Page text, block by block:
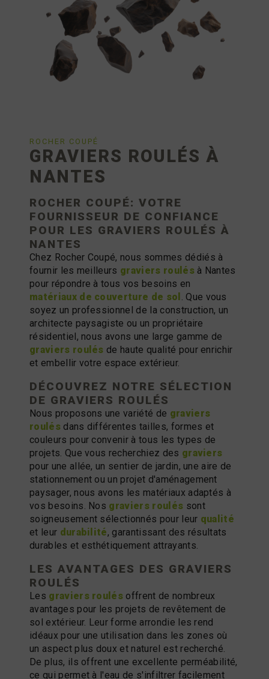
ROCHER COUPÉ
GRAVIERS ROULÉS À
NANTES
ROCHER COUPÉ: VOTRE
FOURNISSEUR DE CONFIANCE
POUR LES GRAVIERS ROULÉS À
NANTES
Chez Rocher Coupé, nous sommes dédiés à
fournir les meilleurs graviers roulésà Nantes
pour répondre à tous vos besoins en
matériaux de couverture de sol
. Que vous
soyez un professionnel de la construction, un
architecte paysagiste ou un propriétaire
résidentiel, nous avons une large gamme de
graviers roulés de haute qualité pour enrichir
et embellir votre espace extérieur.
DÉCOUVREZ NOTRE SÉLECTION
DE GRAVIERS ROULÉS
Nous proposons une variété de graviers
roulésdans différentes tailles, formes et
couleurs pour convenir à tous les types de
projets. Que vous recherchiez des graviers
pour une allée, un sentier de jardin, une aire de
stationnement ou un projet d'aménagement
paysager, nous avons les matériaux adaptés à
vos besoins. Nos graviers roulés sont
soigneusement sélectionnés pour leur qualité
et leur durabilité, garantissant des résultats
durables et esthétiquement attrayants.
LES AVANTAGES DES GRAVIERS
ROULÉS
Les graviers roulés offrent de nombreux
avantages pour les projets de revêtement de
sol extérieur. Leur forme arrondie les rend
idéaux pour une utilisation dans les zones où
un aspect plus doux et naturel est recherché.
De plus, ils offrent une excellente perméabilité,
ce qui permet à l'eau de s'infiltrer facilement